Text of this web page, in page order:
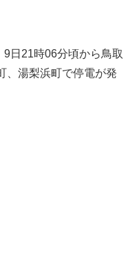
日21時06分頃から鳥取
、湯梨浜町で停電が発